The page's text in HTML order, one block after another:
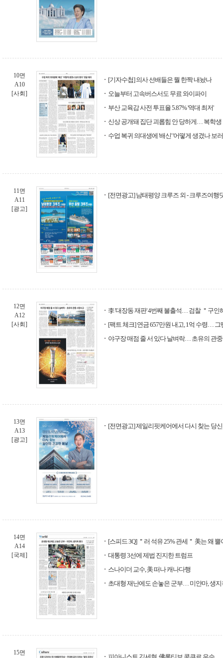
10면
A10
[사회]
[기자수첩] 의사 선배들은 뭘 한짝 내놨나
오늘부터 고속버스서도 무료 와이파이
부산 교육감 사전 투표율 5.87% '역대 최저'
신상 공개돼 집단 괴롭힘 안 당하게… 복학생
수업 복귀 의대생에 '배신' '어떻게 생겼나 보
11면
A11
[광고]
[전면광고] 남태평양 크루즈 외 - 크루즈여행
12면
A12
[사회]
李 '대장동 재판' 4번째 불출석… 검찰 ＂구인
[팩트 체크] 연금 657만원 내고, 1억 수령…
야구장 매점 줄 서 있다 날벼락… 초유의 관
13면
A13
[광고]
[전면광고] 제일리핏케어에서 다시 찾는 당
14면
A14
[국제]
[스피드 3Q] ＂러 석유 25% 관세＂ 美는 왜 뿔
대통령 3선에 제법 진지한 트럼프
스나이더 교수, 美 떠나 캐나다행
초대형 재난에도 손놓은 군부… 미얀마, 생지
15면